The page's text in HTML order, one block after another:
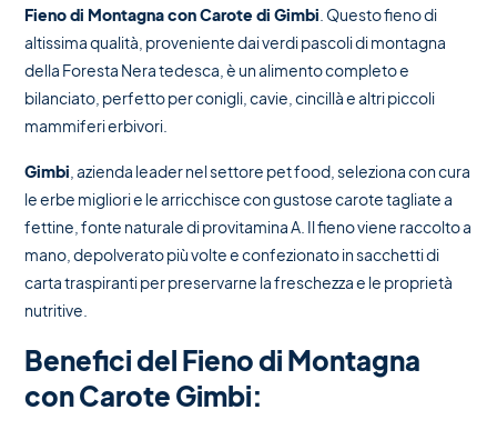
Fieno di Montagna con Carote di Gimbi . Questo fieno di
altissima qualità, proveniente dai verdi pascoli di montagna
della Foresta Nera tedesca, è un alimento completo e
bilanciato, perfetto per conigli, cavie, cincillà e altri piccoli
mammiferi erbivori.
Gimbi , azienda leader nel settore pet food, seleziona con cura
le erbe migliori e le arricchisce con gustose carote tagliate a
fettine, fonte naturale di provitamina A. Il fieno viene raccolto a
mano, depolverato più volte e confezionato in sacchetti di
carta traspiranti per preservarne la freschezza e le proprietà
nutritive.
Benefici del Fieno di Montagna
con Carote Gimbi: